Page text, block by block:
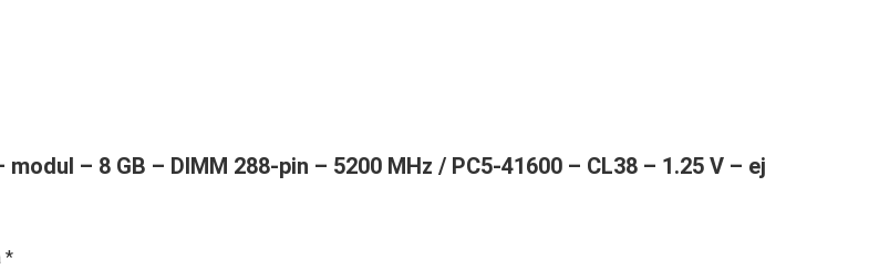
– 8 GB – DIMM 288-pin – 5200 MHz / PC5-41600 – CL38 – 1.25 V – ej
*